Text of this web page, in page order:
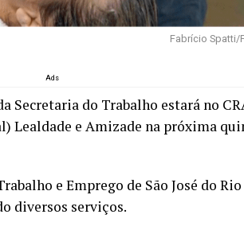
Fabrício Spatti/
Ads
Secretaria do Trabalho estará no
Lealdade e Amizade na próxima
e Emprego de São José do
diversos serviços.